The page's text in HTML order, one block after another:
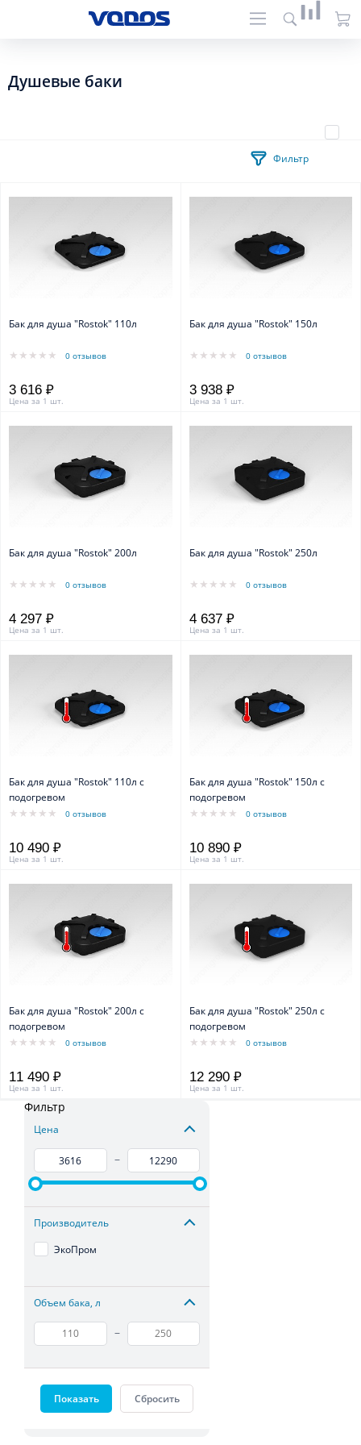
Душевые баки
Фильтр
Бак для душа "Rostok" 110л
0 отзывов
3 616 ₽
Цена за 1 шт.
Бак для душа "Rostok" 150л
0 отзывов
3 938 ₽
Цена за 1 шт.
Бак для душа "Rostok" 200л
0 отзывов
4 297 ₽
Цена за 1 шт.
Бак для душа "Rostok" 250л
0 отзывов
4 637 ₽
Цена за 1 шт.
Бак для душа "Rostok" 110л с
подогревом
0 отзывов
10 490 ₽
Цена за 1 шт.
Бак для душа "Rostok" 150л с
подогревом
0 отзывов
10 890 ₽
Цена за 1 шт.
Бак для душа "Rostok" 200л с
подогревом
0 отзывов
11 490 ₽
Цена за 1 шт.
Бак для душа "Rostok" 250л с
подогревом
0 отзывов
12 290 ₽
Цена за 1 шт.
Фильтр
Цена
–
Производитель
ЭкоПром
Объем бака, л
–
Показать Сбросить